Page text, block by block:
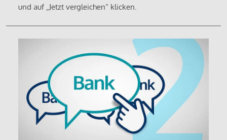
und auf „Jetzt vergleichen“ klicken.